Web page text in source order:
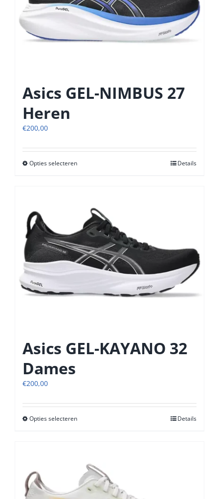
worden
op
productpagina
Asics GEL-NIMBUS 27
Heren
€200,00
Opties selecterenDit
variaties.
Deze
optie
gekozen
worden
productpagina
Details
Asics GEL-KAYANO 32
Dames
€200,00
Opties selecterenDit
variaties.
Deze
optie
Details